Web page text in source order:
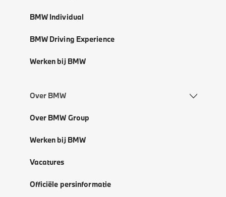
BMW Individual
BMW Driving Experience
Werken bij BMW
Over BMW
Over BMW Group
Werken bij BMW
Vacatures
Officiële persinformatie